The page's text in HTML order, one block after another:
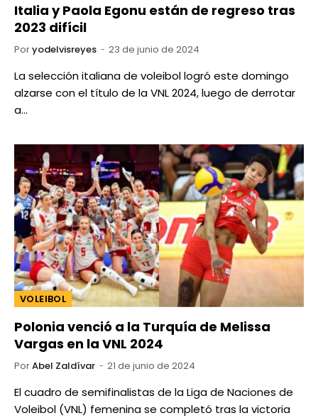
Italia y Paola Egonu están de regreso tras
2023 difícil
Poryodelvisreyes 23 de junio de 2024
La selección italiana de voleibol logró este domingo
alzarse con el título de la VNL 2024, luego de derrotar
a…
VOLEIBOL
Polonia venció a la Turquía de Melissa
Vargas en la VNL 2024
PorAbel Zaldívar 21 de junio de 2024
El cuadro de semifinalistas de la Liga de Naciones de
Voleibol (VNL) femenina se completó tras la victoria